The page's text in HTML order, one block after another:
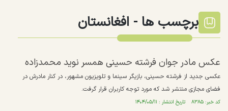
برچسب ها - افغانستان
عکس مادر جوان فرشته حسینی همسر نوید محمدزاده
عکسی جدید از فرشته حسینی، بازیگر سینما و تلویزیون مشهور، در کنار مادرش در
فضای مجازی منتشر شد که مورد توجه کاربران قرار گرفت.
کد خبر: ۸۳۸۵ تاریخ انتشار : ۱۴۰۴/۰۵/۱۱